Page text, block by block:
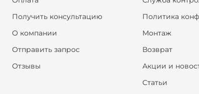
Получить консультацию
О компании
Отправить запрос
Отзывы
Политика
Монтаж
Возврат
Акции и
Статьи